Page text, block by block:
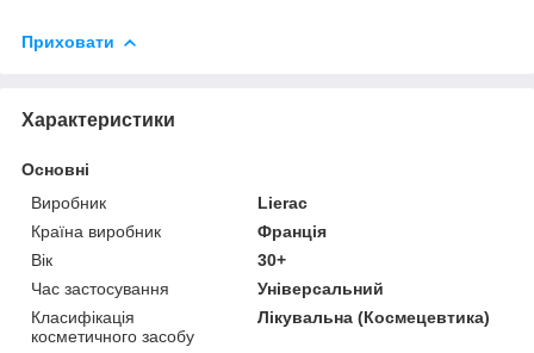
Приховати
Характеристики
Основні
Виробник
Lierac
Країна виробник
Франція
Вік
30+
Час застосування
Універсальний
Класифікація
косметичного засобу
Лікувальна (Космецевтика)